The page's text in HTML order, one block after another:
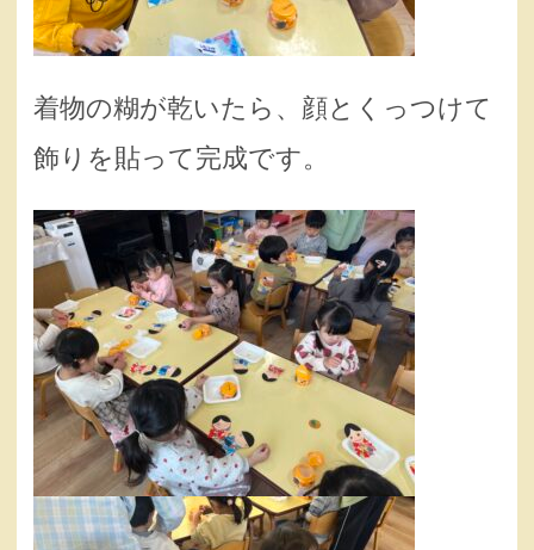
着物の糊が乾いたら、顔とくっつけて
飾りを貼って完成です。